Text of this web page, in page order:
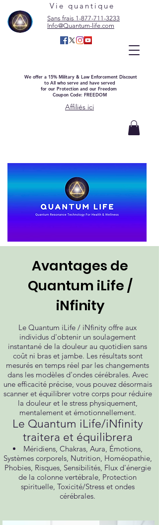
Vie quantique
Sans frais 1-877-711-3233
Info@Quantum-life.com
We offer a 15% Military & Law Enforcement Discount
to All who serve and have served
for our Protection and our Freedom
Coupon Code: FREEDOM
Affiliés ici
Avantages de
Quantum iLife /
iNfinity
Le Quantum iLife / iNfinity offre aux
individus d'obtenir un soulagement
instantané de la douleur au quotidien sans
coût ni bras et jambe. Les résultats sont
mesurés en temps réel par les changements
dans les modèles d'ondes cérébrales. Avec
une efficacité précise, vous pouvez désormais
scanner et équilibrer votre corps pour réduire
la douleur et le stress physiquement,
mentalement et émotionnellement.
Le Quantum iLife/iNfinity
traitera et équilibrera
Méridiens, Chakras, Aura, Émotions,
Systèmes corporels, Nutrition, Homéopathie,
Phobies, Risques, Sensibilités, Flux d'énergie
de la colonne vertébrale, Protection
spirituelle, Toxicité/Stress et ondes
cérébrales.